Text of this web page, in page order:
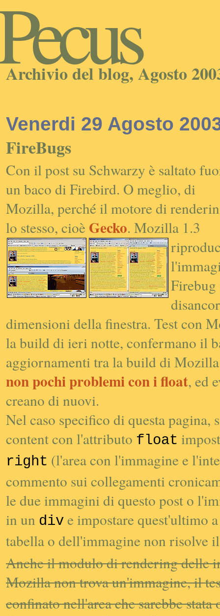
Archivio del blog, Agosto
Venerdi 29 Agosto
FireBugs
Con ilpost su Schwarzy è saltato
un baco di Firebird. O meglio, di
Mozilla, perché il motore di
lo stesso, cioè Gecko. Mozilla 1.3
Firebug
dimensioni della finestra. Test con
la build di ieri notte, confermano il
aggiornamenti tra la build di
non pochi problemi con ifloat, ed
creano di nuovi.
Nel caso specifico di questa
contentcon l'attributo float
right (l'area con l'immagine e
commento sui collegamenti
le due immagini di questo post o
in un div e impostare quest'ultimo
tabella o dell'immagine non risolve
Anche il modulo direnderingdelle
Mozilla non trova un'immagine, il
confinato nell'area che sarebbe